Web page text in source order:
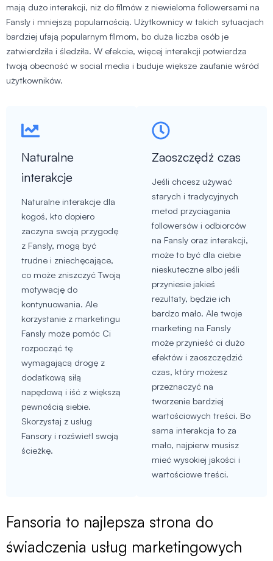
mają dużo interakcji, niż do filmów z niewieloma followersami na
Fansly i mniejszą popularnością. Użytkownicy w takich sytuacjach
bardziej ufają popularnym filmom, bo duża liczba osób je
zatwierdziła i śledziła. W efekcie, więcej interakcji potwierdza
twoją obecność w social media i buduje większe zaufanie wśród
użytkowników.
Naturalne
interakcje
Naturalne interakcje dla
kogoś, kto dopiero
zaczyna swoją przygodę
z Fansly, mogą być
trudne i zniechęcające,
co może zniszczyć Twoją
motywację do
kontynuowania. Ale
korzystanie z marketingu
Fansly może pomóc Ci
rozpocząć tę
wymagającą drogę z
dodatkową siłą
napędową i iść z większą
pewnością siebie.
Skorzystaj z usług
Fansory i rozświetl swoją
ścieżkę.
Zaoszczędź czas
Jeśli chcesz używać
starych i tradycyjnych
metod przyciągania
followersów i odbiorców
na Fansly oraz interakcji,
może to być dla ciebie
nieskuteczne albo jeśli
przyniesie jakieś
rezultaty, będzie ich
bardzo mało. Ale twoje
marketing na Fansly
może przynieść ci dużo
efektów i zaoszczędzić
czas, który możesz
przeznaczyć na
tworzenie bardziej
wartościowych treści. Bo
sama interakcja to za
mało, najpierw musisz
mieć wysokiej jakości i
wartościowe treści.
Fansoria to najlepsza strona do
świadczenia usług marketingowych